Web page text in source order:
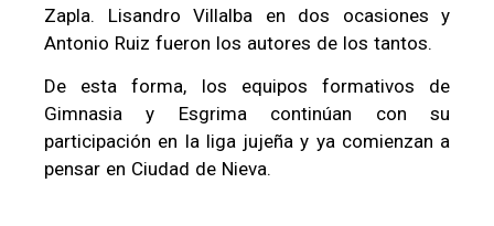
Zapla. Lisandro Villalba en dos ocasiones y
Antonio Ruiz fueron los autores de los tantos.
De esta forma, los equipos formativos de
Gimnasia y Esgrima continúan con su
participación en la liga jujeña y ya comienzan a
pensar en Ciudad de Nieva.